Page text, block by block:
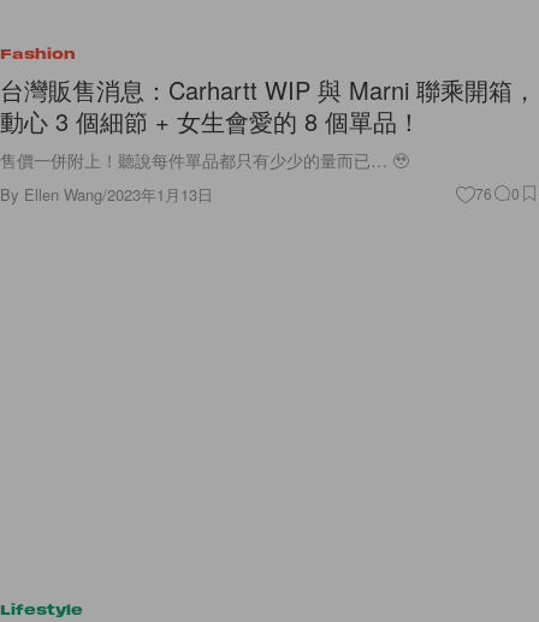
Fashion
台灣販售消息：Carhartt WIP 與 Marni 聯乘開箱，
動心 3 個細節 + 女生會愛的 8 個單品！
售價一併附上！聽說每件單品都只有少少的量而已… 🥹
By Ellen Wang/2023年1月13日 76 0
Lifestyle